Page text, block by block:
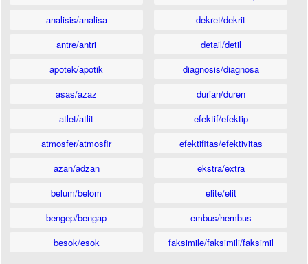
analisis/analisa
antre/antri
apotek/apotik
asas/azaz
atlet/atlit
atmosfer/atmosfir
azan/adzan
belum/belom
bengep/bengap
besok/esok
dekret/dekrit
detail/detil
diagnosis/diagnosa
durian/duren
efektif/efektip
efektifitas/efektivitas
ekstra/extra
elite/elit
embus/hembus
faksimile/faksimili/faksimil